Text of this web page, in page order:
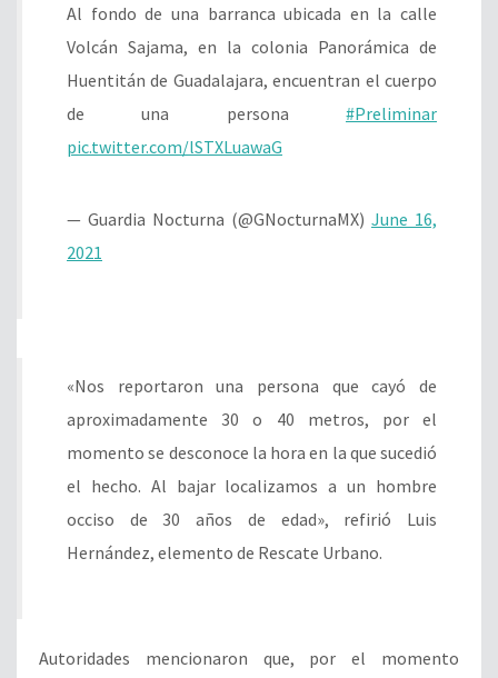
Al fondo de una barranca ubicada en la calle
Volcán Sajama, en la colonia Panorámica de
Huentitán de Guadalajara, encuentran el cuerpo
de una persona #Preliminar
pic.twitter.com/lSTXLuawaG
— Guardia Nocturna (@GNocturnaMX) June 16,
2021
«Nos reportaron una persona que cayó de
aproximadamente 30 o 40 metros, por el
momento se desconoce la hora en la que sucedió
el hecho. Al bajar localizamos a un hombre
occiso de 30 años de edad», refirió Luis
Hernández, elemento de Rescate Urbano.
Autoridades mencionaron que, por el momento